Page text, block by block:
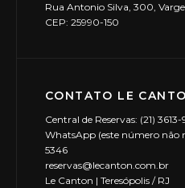
Rua Antonio Silva, 300,
CEP: 25990-150
CONTATO LE
Central de Reservas: (21)
WhatsApp (este número não
5346
reservas@lecanton.com.br
Le Canton | Teresópolis / RJ